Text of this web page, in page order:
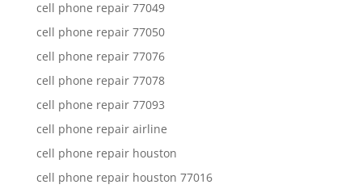
cell phone repair 77049
cell phone repair 77050
cell phone repair 77076
cell phone repair 77078
cell phone repair 77093
cell phone repair airline
cell phone repair houston
cell phone repair houston 77016